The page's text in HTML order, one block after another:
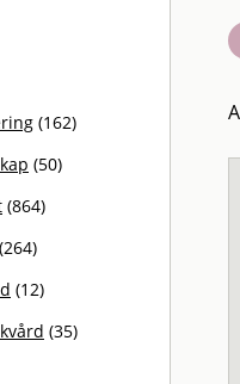
(162)
(50)
(864)
(264)
(12)
(35)